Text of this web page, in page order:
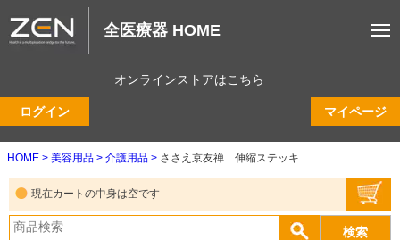
全医療器 HOME
オンラインストアはこちら
ログイン マイページ
HOME 美容用品 介護用品 ささえ京友禅 伸縮ステッキ
現在カートの中身は空です